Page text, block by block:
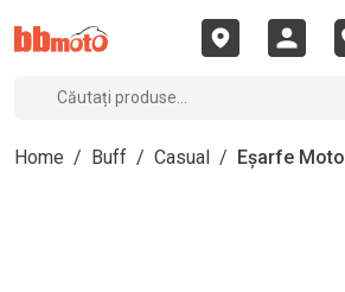
Home / Buff / Casual / Eșarfe Moto